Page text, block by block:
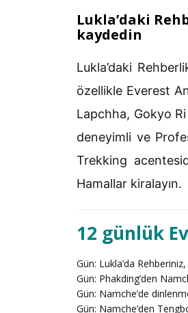
Lukla’daki
kaydedin
Lukla’daki
özellikle Everest
Lapchha, Gokyo
deneyimli ve
Trekking
Hamallar kiralayın.
12 günlük
Gün: Lukla’da
Gün: Phakding’den
Gün: Namche’de
Gün: Namche’den